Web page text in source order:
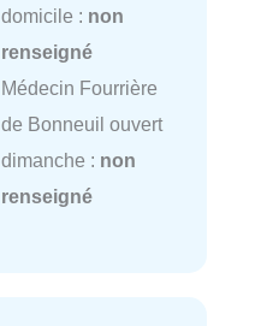
domicile : non
renseigné
Médecin Fourrière
de Bonneuil ouvert
dimanche : non
renseigné